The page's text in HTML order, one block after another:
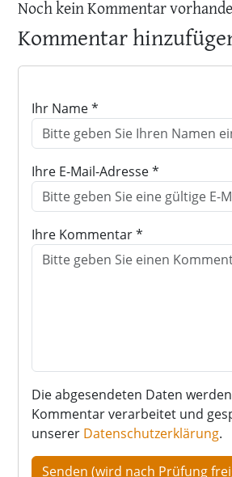
Noch kein Kommentar
Kommentar
Ihr Name *
Ihre E-Mail-Adresse *
Ihre Kommentar *
Die abgesendeten Daten
Kommentar verarbeitet und
unserer Datenschutzerklärung.